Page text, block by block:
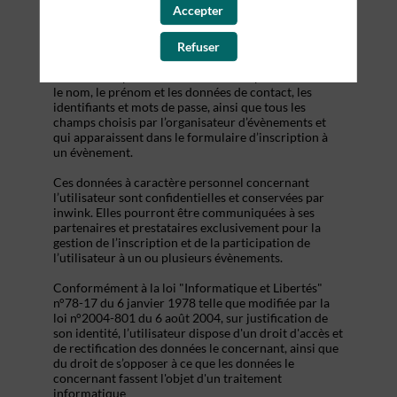
évènement, et de consulter les informations relatives
à l’organisation pratique et logistique d’un
le nom, le prénom et les données de contact, les
identifiants et mots de passe, ainsi que tous les
champs choisis par l’organisateur d’évènements et
qui apparaissent dans le formulaire d’inscription à
un évènement.
Ces données à caractère personnel concernant
l’utilisateur sont confidentielles et conservées par
inwink. Elles pourront être communiquées à ses
partenaires et prestataires exclusivement pour la
gestion de l’inscription et de la participation de
l’utilisateur à un ou plusieurs évènements.
Conformément à la loi "Informatique et Libertés"
n°78-17 du 6 janvier 1978 telle que modifiée par la
loi n°2004-801 du 6 août 2004, sur justification de
son identité, l’utilisateur dispose d'un droit d'accès et
de rectification des données le concernant, ainsi que
du droit de s’opposer à ce que les données le
concernant fassent l'objet d'un traitement
informatique
Accepter
Refuser